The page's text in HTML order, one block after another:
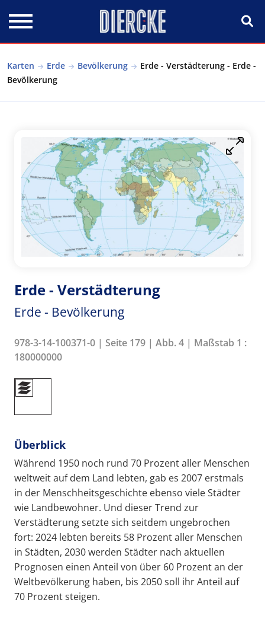
Karten Erde Bevölkerung
Erde - Verstädterung - Erde -
Bevölkerung
Erde - Verstädterung
Erde - Bevölkerung
978-3-14-100371-0 | Seite 179 | Abb. 4 | Maßstab 1 :
180000000
Überblick
Während 1950 noch rund 70 Prozent aller Menschen
weltweit auf dem Land lebten, gab es 2007 erstmals
in der Menschheitsgeschichte ebenso viele Städter
wie Landbewohner. Und dieser Trend zur
Verstädterung setzte sich seitdem ungebrochen
fort: 2024 lebten bereits 58 Prozent aller Menschen
in Städten, 2030 werden Städter nach aktuellen
Prognosen einen Anteil von über 60 Prozent an der
Weltbevölkerung haben, bis 2050 soll ihr Anteil auf
70 Prozent steigen.